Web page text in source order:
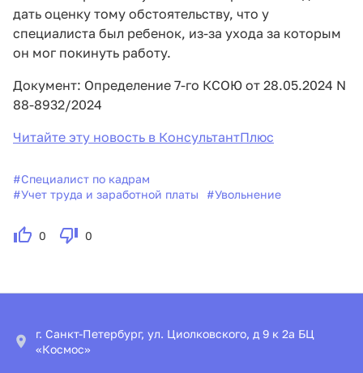
дать оценку тому обстоятельству, что у
специалиста был ребенок, из-за ухода за которым
он мог покинуть работу.
Документ: Определение 7-го КСОЮ от 28.05.2024 N
88-8932/2024
Читайте эту новость в КонсультантПлюс
#Специалист по кадрам
#Учет труда и заработной платы #Увольнение
0 0
г. Санкт-Петербург, ул. Циолковского, д 9 к 2а БЦ
«Космос»